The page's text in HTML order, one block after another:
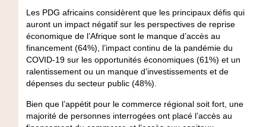
Les PDG africains considèrent que les principaux défis qui
auront un impact négatif sur les perspectives de reprise
économique de l’Afrique sont le manque d’accès au
financement (64%), l’impact continu de la pandémie du
COVID-19 sur les opportunités économiques (61%) et un
ralentissement ou un manque d’investissements et de
dépenses du secteur public (48%).
Bien que l’appétit pour le commerce régional soit fort, une
majorité de personnes interrogées ont placé l’accès au